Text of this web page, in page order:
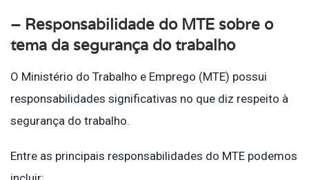
– Responsabilidade do MTE sobre o
tema da segurança do trabalho
O Ministério do Trabalho e Emprego (MTE) possui
responsabilidades significativas no que diz respeito à
segurança do trabalho.
Entre as principais responsabilidades do MTE podemos